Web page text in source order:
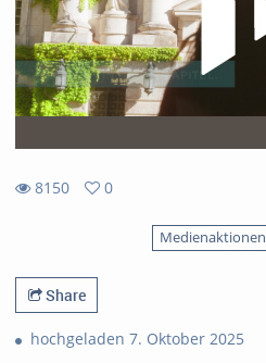
8150
0
Medienaktionen
Share
hochgeladen 7. Oktober 2025